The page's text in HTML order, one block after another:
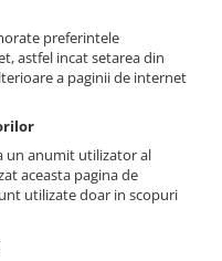
preferintele
astfel incat setarea din
a paginii de internet
un anumit utilizator al
aceasta pagina de
utilizate doar in scopuri